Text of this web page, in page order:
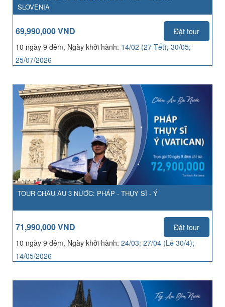
SLOVENIA
69,990,000 VND
Đặt tour
10 ngày 9 đêm, Ngày khởi hành: 14/02 (27 Tết); 30/05;
25/07/2026
TOUR CHÂU ÂU 3 NƯỚC: PHÁP - THỤY SĨ - Ý
71,990,000 VND
Đặt tour
10 ngày 9 đêm, Ngày khởi hành: 24/03; 27/04 (Lễ 30/4);
14/05/2026